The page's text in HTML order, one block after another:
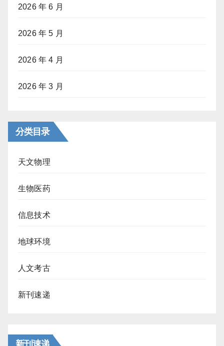
2026 年 6 月
2026 年 5 月
2026 年 4 月
2026 年 3 月
分类目录
天文物理
生物医药
信息技术
地球环境
人文考古
新刊速递